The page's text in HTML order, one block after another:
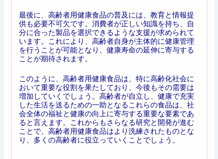
最後に、高齢者用健康食品の普及には、教育と情報提
供も必要不可欠です。消費者が正しい知識を持ち、自
分に合った製品を選択できるような支援が求められて
います。これにより、高齢者自身が主体的に健康管理
を行うことが可能となり、健康寿命の延伸に寄与する
ことが期待されます。
このように、高齢者用健康食品は、特に高齢化社会に
おいて重要な役割を果たしており、今後もその需要は
増加していくでしょう。高齢者が自立し、健康で充実
した生活を送るための一助となるこれらの食品は、社
会全体の福祉と健康の向上に寄与する重要な要素であ
ると言えます。これからもさらなる研究と開発が進む
ことで、高齢者用健康食品はより洗練されたものとな
り、多くの高齢者に役立っていくことでしょう。